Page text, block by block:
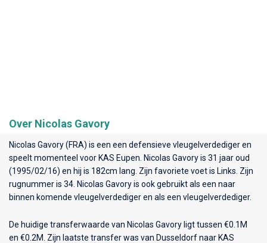
Over Nicolas Gavory
Nicolas Gavory (FRA) is een een defensieve vleugelverdediger en
speelt momenteel voor KAS Eupen . Nicolas Gavory is 31 jaar oud
(1995/02/16) en hij is 182cm lang. Zijn favoriete voet is Links. Zijn
rugnummer is 34. Nicolas Gavory is ook gebruikt als een naar
binnen komende vleugelverdediger en als een vleugelverdediger.
De huidige transferwaarde van Nicolas Gavory ligt tussen €0.1M
en €0.2M. Zijn laatste transfer was van Dusseldorf naar KAS